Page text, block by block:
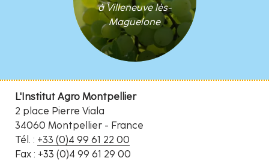
à Villeneuve lès-
Maguelone
L'Institut Agro Montpellier
2 place Pierre Viala
34060 Montpellier - France
Tél. : +33 (0)4 99 61 22 00
Fax : +33 (0)4 99 61 29 00